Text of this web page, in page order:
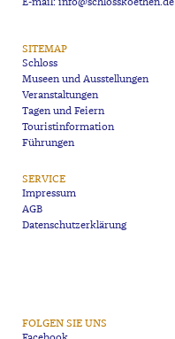
SITEMAP
Schloss
Museen und Ausstellungen
Veranstaltungen
Tagen und Feiern
Touristinformation
Führungen
SERVICE
Impressum
AGB
Datenschutzerklärung
FOLGEN SIE UNS